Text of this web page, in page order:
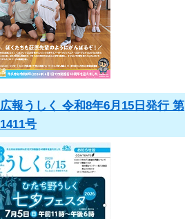
広報うしく 令和8年6月15日発行 第
1411号